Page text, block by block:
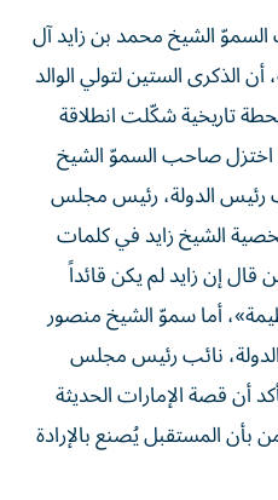
الشيخ محمد بن زايد آل
الذكرى الستين لتولي الوالد
تاريخية شكّلت انطلاقة
اختزل صاحب السموّ الشيخ
رئيس الدولة، رئيس مجلس
الشيخ زايد في كلمات
قال إن زايد لم يكن قائداً
أما سموّ الشيخ منصور
نائب رئيس مجلس
أن قصة الإمارات الحديثة
المستقبل يُصنع بالإرادة